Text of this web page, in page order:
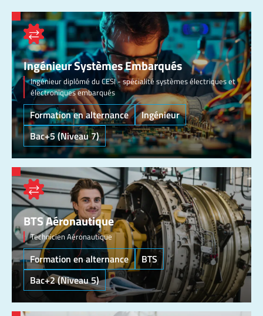
Ingénieur Systèmes Embarqués
Ingénieur diplômé du CESI - spécialité systèmes électriques et
électroniques embarqués
Formation en alternance
Ingénieur
Bac+5 (Niveau 7)
BTS Aéronautique
Technicien Aéronautique
Formation en alternance
BTS
Bac+2 (Niveau 5)